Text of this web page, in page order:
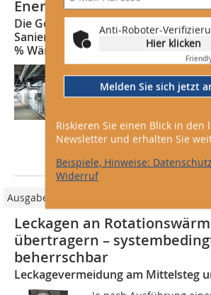
Anti-Roboter-
Hier klicken
Melden Sie sich jetzt
Riskieren Sie einen Blick in den
Newsletter und erhalten Sie
Beispiele, Hinweise:
Widerruf
Energieeffizienz im
Die Goethe-Universität Frankfurt
Sanierung ihrer Lüftungsanlagen 55
% Wärme
Nach der Sanierung
im Biozentrum, im
wir viel mehr Energie
prognostiziert haben.
haben unsere
Ausgabe Klimatechnik/2026
Leckagen an
übertragern –
beherrschbar
Leckagevermeidung am Mittelsteg